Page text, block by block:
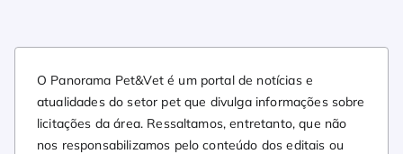
O Panorama Pet&Vet é um portal de notícias e
atualidades do setor pet que divulga informações sobre
licitações da área. Ressaltamos, entretanto, que não
nos responsabilizamos pelo conteúdo dos editais ou